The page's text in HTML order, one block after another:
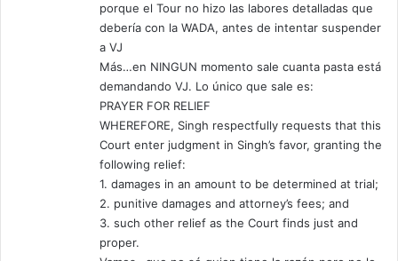
porque el Tour no hizo las labores detalladas que
debería con la WADA, antes de intentar suspender
a VJ
Más…en NINGUN momento sale cuanta pasta está
demandando VJ. Lo único que sale es:
PRAYER FOR RELIEF
WHEREFORE, Singh respectfully requests that this
Court enter judgment in Singh’s favor, granting the
following relief:
1. damages in an amount to be determined at trial;
2. punitive damages and attorney’s fees; and
3. such other relief as the Court finds just and
proper.